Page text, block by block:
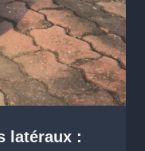
latéraux :